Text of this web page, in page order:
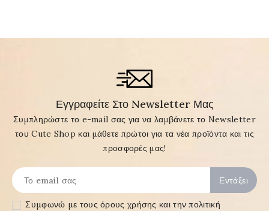
Εγγραφείτε Στο Newsletter Μας
Συμπληρώστε το e-mail σας για να λαμβάνετε το Newsletter
του Cute Shop και μάθετε πρώτοι για τα νέα προϊόντα και τις
προσφορές μας!
Συμφωνώ με τουςόρους χρήσης και την πολιτική